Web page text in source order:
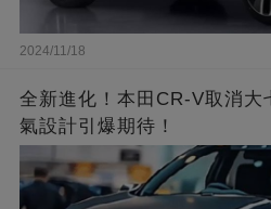
2024/11/18
全新進化！本田CR-V取消大
氣設計引爆期待！